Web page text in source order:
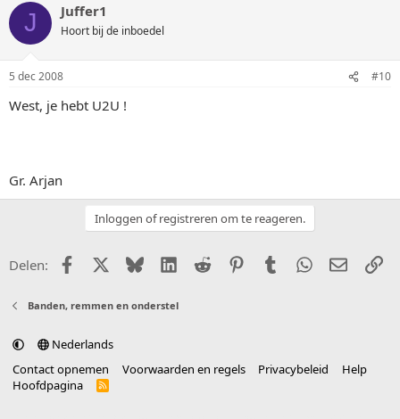
J Juffer1
Hoort bij de inboedel
5 dec 2008 #10
West, je hebt U2U !
Gr. Arjan
Inloggen of registreren om te reageren.
Delen: FacebookX (Twitter)
BlueskyLinkedIn
Reddit PinterestTumblr WhatsApp
E-mail
Banden, remmen en onderstel
Nederlands
Contact opnemen
Voorwaarden en regels Privacybeleid
Help
Hoofdpagina
R